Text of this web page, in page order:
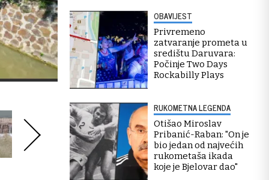
OBAVIJEST
Privremeno
zatvaranje prometa u
središtu Daruvara:
Počinje Two Days
Rockabilly Plays
RUKOMETNA LEGENDA
Otišao Miroslav
Pribanić-Raban: "On je
bio jedan od najvećih
rukometaša ikada
koje je Bjelovar dao"